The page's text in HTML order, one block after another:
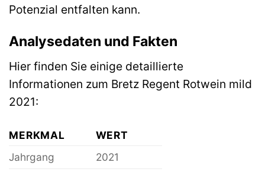
Potenzial entfalten kann.
Analysedaten und Fakten
Hier finden Sie einige detaillierte
Informationen zum Bretz Regent Rotwein mild
2021:
MERKMAL
WERT
Jahrgang
2021